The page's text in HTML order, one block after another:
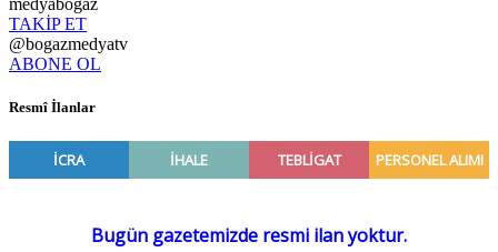
TAKİP ET
@bogazmedyatv
ABONE OL
Resmî İlanlar